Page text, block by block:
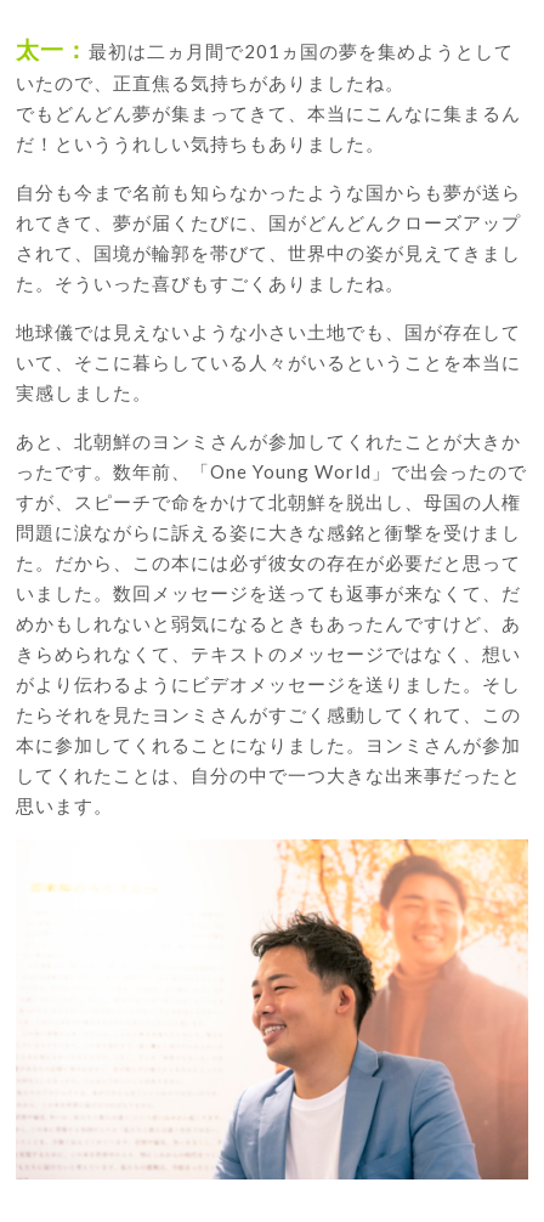
太一：最初は二ヵ月間で201ヵ国の夢を集めようとして
いたので、正直焦る気持ちがありましたね。
でもどんどん夢が集まってきて、本当にこんなに集まるん
だ！といううれしい気持ちもありました。
自分も今まで名前も知らなかったような国からも夢が送ら
れてきて、夢が届くたびに、国がどんどんクローズアップ
されて、国境が輪郭を帯びて、世界中の姿が見えてきまし
た。そういった喜びもすごくありましたね。
地球儀では見えないような小さい土地でも、国が存在して
いて、そこに暮らしている人々がいるということを本当に
実感しました。
あと、北朝鮮のヨンミさんが参加してくれたことが大きか
ったです。数年前、「One Young World」で出会ったので
すが、スピーチで命をかけて北朝鮮を脱出し、母国の人権
問題に涙ながらに訴える姿に大きな感銘と衝撃を受けまし
た。だから、この本には必ず彼女の存在が必要だと思って
いました。数回メッセージを送っても返事が来なくて、だ
めかもしれないと弱気になるときもあったんですけど、あ
きらめられなくて、テキストのメッセージではなく、想い
がより伝わるようにビデオメッセージを送りました。そし
たらそれを見たヨンミさんがすごく感動してくれて、この
本に参加してくれることになりました。ヨンミさんが参加
してくれたことは、自分の中で一つ大きな出来事だったと
思います。